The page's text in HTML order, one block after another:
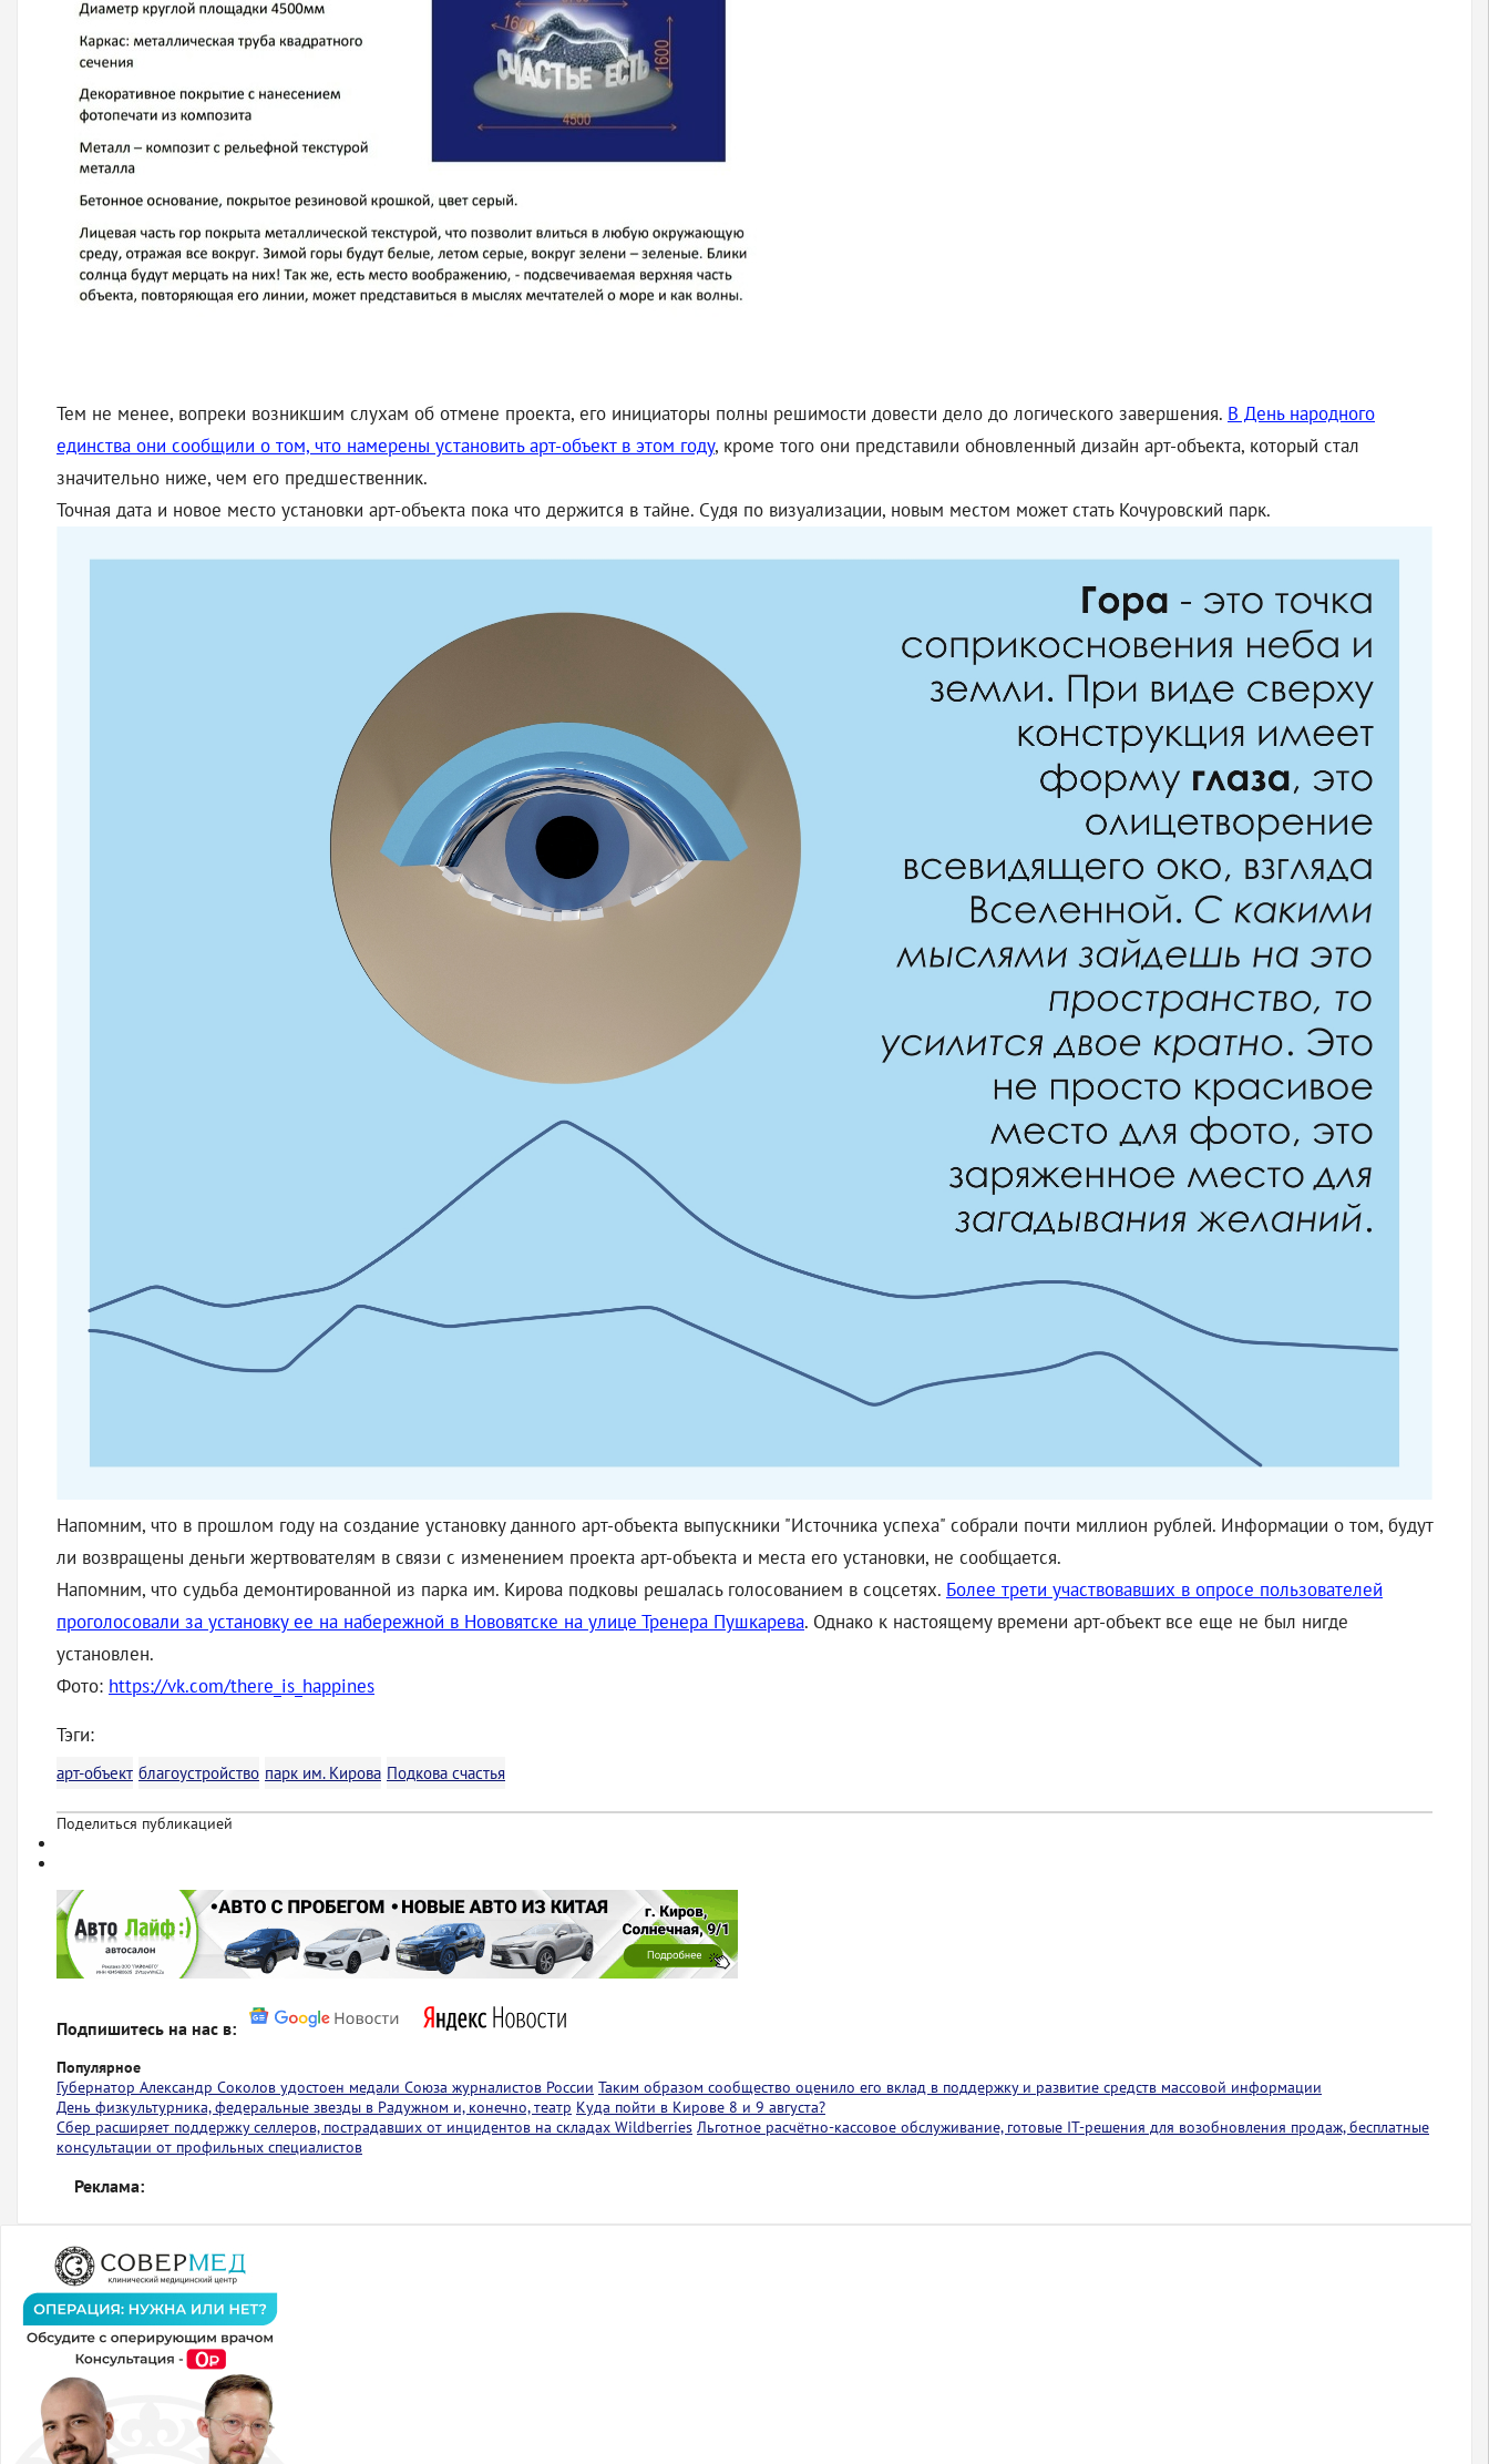
Тем не менее, вопреки возникшим слухам об отмене проекта, его инициаторы полны решимости довести дело до логического завершения. В День народного
единства они сообщили о том, что намерены установить арт-объект в этом году, кроме того они представили обновленный дизайн арт-объекта, который стал
значительно ниже, чем его предшественник.
Точная дата и новое место установки арт-объекта пока что держится в тайне. Судя по визуализации, новым местом может стать Кочуровский парк.
Напомним, что в прошлом году на создание установку данного арт-объекта выпускники "Источника успеха" собрали почти миллион рублей. Информации о том, будут
ли возвращены деньги жертвователям в связи с изменением проекта арт-объекта и места его установки, не сообщается.
Напомним, что судьба демонтированной из парка им. Кирова подковы решалась голосованием в соцсетях. Более трети участвовавших в опросе пользователей
проголосовали за установку ее на набережной в Нововятске на улице Тренера Пушкарева. Однако к настоящему времени арт-объект все еще не был нигде
установлен.
Фото: https://vk.com/there_is_happines
Тэги:
арт-объект благоустройство парк им. Кирова Подкова счастья
Поделиться публикацией
Подпишитесь на нас в:
Популярное
Губернатор Александр Соколов удостоен медали Союза журналистов России Таким образом сообщество оценило его вклад в поддержку и развитие средств массовой информации
День физкультурника, федеральные звезды в Радужном и, конечно, театр Куда пойти в Кирове 8 и 9 августа?
Сбер расширяет поддержку селлеров, пострадавших от инцидентов на складах Wildberries Льготное расчётно-кассовое обслуживание, готовые IT-решения для возобновления продаж, бесплатные
консультации от профильных специалистов
Реклама: